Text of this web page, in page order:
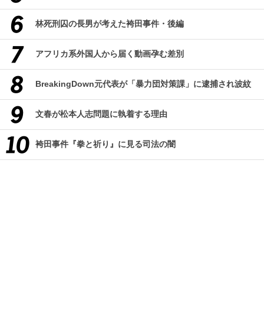
林死刑囚の長男が考えた袴田事件・後編
アフリカ系外国人から届く動画孕む差別
BreakingDown元代表が「暴力団対策課」に逮捕され波紋
文春が松本人志問題に執着する理由
袴田事件『拳と祈り』に見る司法の闇